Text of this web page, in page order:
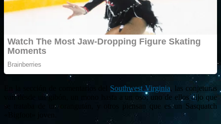
Southwest Virginia, las conjeturas
van desde un gibón, un mono hasta a un oso; uno de ellos dijo que
se trataba de un orangután, y otros piensan que es un Sasquatch